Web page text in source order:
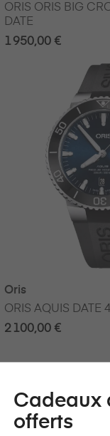
ORIS ORIS BIG
DATE
1 950,00 €
Oris
ORIS AQUIS DATE
2 100,00 €
Cadeaux
offerts